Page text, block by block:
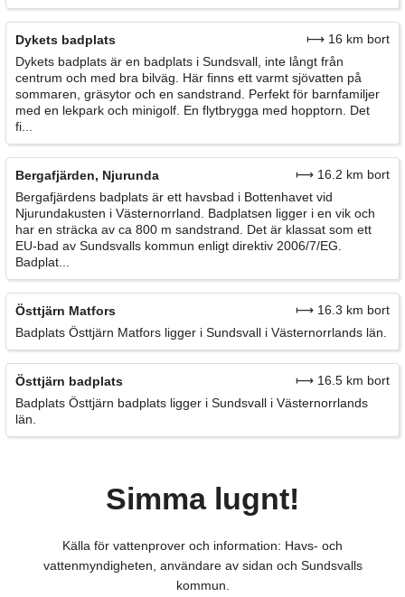
Dykets badplats
⟼ 16 km bort
Dykets badplats är en badplats i Sundsvall, inte långt från
centrum och med bra bilväg. Här finns ett varmt sjövatten på
sommaren, gräsytor och en sandstrand. Perfekt för barnfamiljer
med en lekpark och minigolf. En flytbrygga med hopptorn. Det
fi...
Bergafjärden, Njurunda
⟼ 16.2 km bort
Bergafjärdens badplats är ett havsbad i Bottenhavet vid
Njurundakusten i Västernorrland. Badplatsen ligger i en vik och
har en sträcka av ca 800 m sandstrand. Det är klassat som ett
EU-bad av Sundsvalls kommun enligt direktiv 2006/7/EG.
Badplat...
Östtjärn Matfors
⟼ 16.3 km bort
Badplats Östtjärn Matfors ligger i Sundsvall i Västernorrlands län.
Östtjärn badplats
⟼ 16.5 km bort
Badplats Östtjärn badplats ligger i Sundsvall i Västernorrlands
län.
Simma lugnt!
Källa för vattenprover och information: Havs- och
vattenmyndigheten, användare av sidan och Sundsvalls
kommun.